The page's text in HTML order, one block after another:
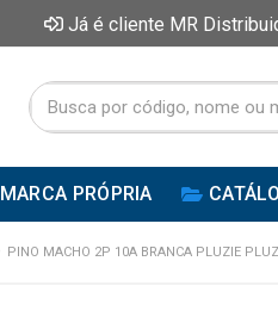
Já é cliente MR
MARCA PRÓPRIA
PINO MACHO 2P 10A BRANCA PLUZIE